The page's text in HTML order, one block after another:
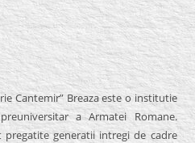
Cantemir” Breaza este o institutie
a Armatei Romane.
generatii intregi de cadre